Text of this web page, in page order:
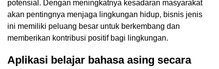
potensial. Dengan meningkatnya kesadaran masyarakat
akan pentingnya menjaga lingkungan hidup, bisnis jenis
ini memiliki peluang besar untuk berkembang dan
memberikan kontribusi positif bagi lingkungan.
Aplikasi belajar bahasa asing secara